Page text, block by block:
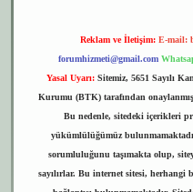
Reklam ve İletişim: E-mail:
forumhizmeti@gmail.com
Yasal Uyarı: Sitemiz, 5651 Sayılı
Kurumu (BTK) tarafından
Bu nedenle, sitedeki içerikleri
yükümlülüğümüz
sorumluluğunu taşımakta olup,
sayılırlar. Bu internet sitesi,